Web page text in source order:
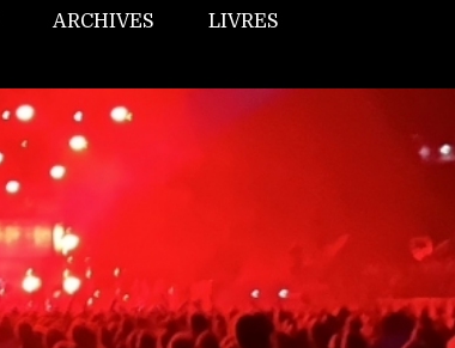
ARCHIVES LIVRES